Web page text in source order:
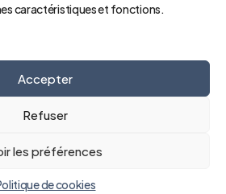
caractéristiques et fonctions.
Accepter
Refuser
les préférences
de cookies